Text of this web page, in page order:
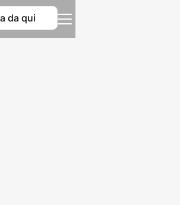
da qui